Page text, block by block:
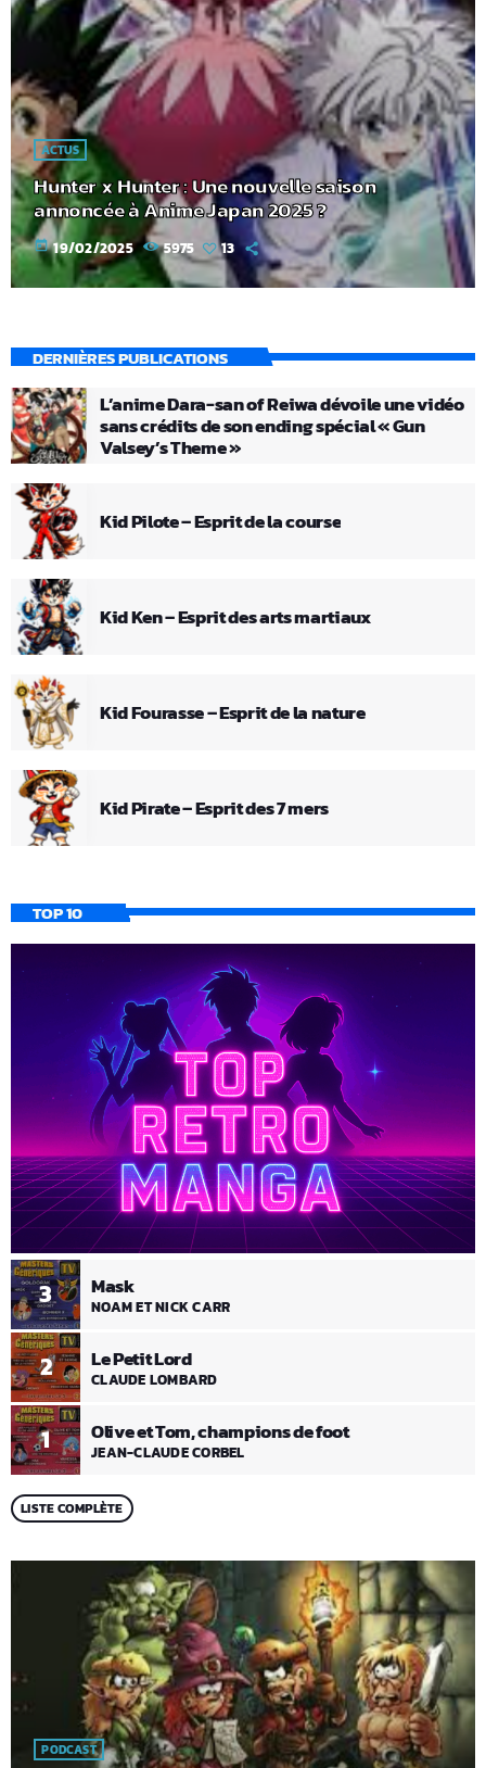
ACTUS
Hunter x Hunter : Une nouvelle saison
annoncée à Anime Japan 2025 ?
today 19/02/2025 5975 13
DERNIÈRES PUBLICATIONS
L’anime Dara-san of Reiwa dévoile une vidéo
sans crédits de son ending spécial « Gun
Valsey’s Theme »
Kid Pilote – Esprit de la course
Kid Ken – Esprit des arts martiaux
Kid Fourasse – Esprit de la nature
Kid Pirate – Esprit des 7 mers
TOP 10
1 Olive et Tom, champions de foot
JEAN-CLAUDE CORBEL
2 Le Petit Lord
CLAUDE LOMBARD
3 Mask
NOAM ET NICK CARR
LISTE COMPLÈTE
PODCAST